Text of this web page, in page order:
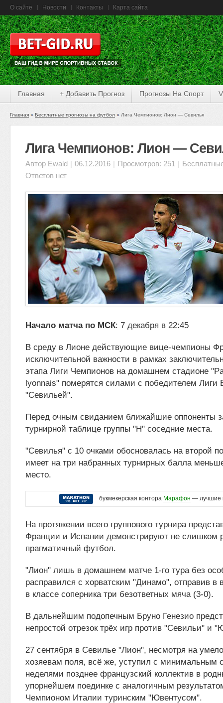
О сайте Новости Контакты Карта сайта
Главная + Добавить Прогноз Прогнозы На Спорт
Главная Бесплатные прогнозы на футбол Лига Чемпионов: Лион — Севилья
Лига Чемпионов: Лион —
Автор Ewald | 06.12.2016 | Просмотров: 251 |
Ответов нет
Начало матча по МСК: 7 декабря в 22:45
В среду в Лионе действующие вице-чемпионы
исключительной важности в рамках
этапа Лиги Чемпионов на домашнем стадионе
lyonnais" померятся силами с победителем Лиги
"Севильей".
Перед очным свиданием ближайшие оппоненты
турнирной таблице группы "H" соседние места.
"Севилья" с 10 очками обосновалась на второй
имеет на три набранных турнирных балла
место.
букмекерская контора Марафон — лучшие
На протяжении всего группового турнира
Франции и Испании демонстрируют не слишком
прагматичный футбол.
"Лион" лишь в домашнем матче 1-го тура без
расправился с хорватским "Динамо", отправив в
в классе соперника три безответных мяча (3-0).
В дальнейшим подопечным Бруно Генезио
непростой отрезок трёх игр против "Севильи" и
27 сентября в Севилье "Лион", несмотря на
хозяевам поля, всё же, уступил с минимальным
неделями позднее французский коллектив в
упорнейшем поединке с аналогичным
Чемпионом Италии туринским "Ювентусом".